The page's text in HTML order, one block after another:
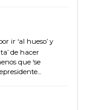
ir ‘al hueso’ y
de hacer
que ‘se